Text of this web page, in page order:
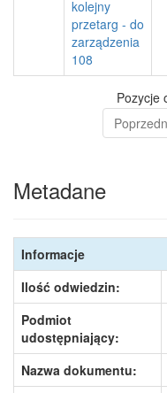
kolejny
przetarg - do
zarządzenia
108
Pozycje
Metadane
Informacje
Ilość odwiedzin:
Podmiot
udostępniający:
Nazwa dokumentu: